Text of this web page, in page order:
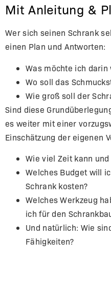
Mit Anleitung &
Wer sich seinen Schrank
einen Plan und Antworten:
Was möchte ich darin
Wo soll das
Wie groß soll der
Sind diese
es weiter mit einer
Einschätzung der eigenen
Wie viel Zeit kann
Welches Budget will
Schrank kosten?
Welches Werkzeug
ich für den
Und natürlich: Wie
Fähigkeiten?